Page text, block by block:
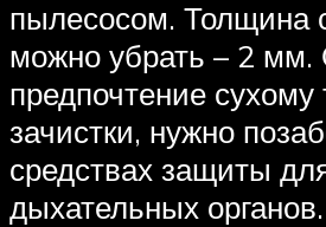
пылесосом. Толщина
можно убрать – 2 мм.
предпочтение сухому
зачистки, нужно
средствах защиты
дыхательных органов.